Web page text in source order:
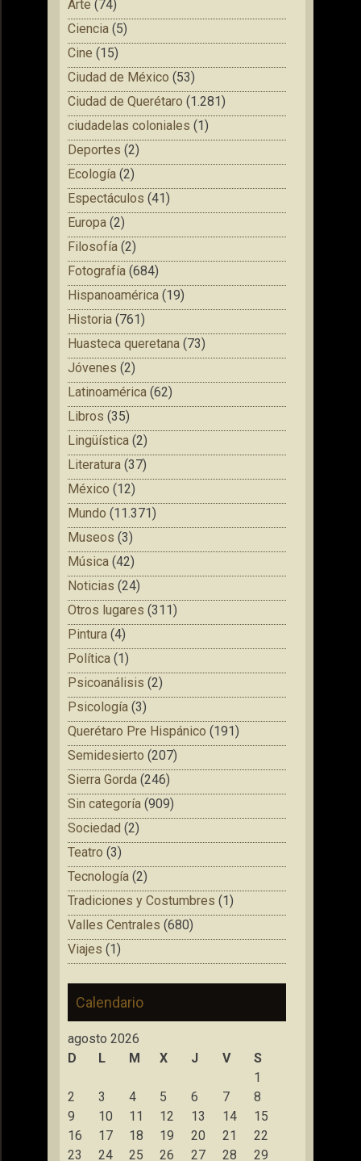
Arte (74)
Ciencia (5)
Cine (15)
Ciudad de México (53)
Ciudad de Querétaro (1.281)
ciudadelas coloniales (1)
Deportes (2)
Ecología (2)
Espectáculos (41)
Europa (2)
Filosofía (2)
Fotografía (684)
Hispanoamérica (19)
Historia (761)
Huasteca queretana (73)
Jóvenes (2)
Latinoamérica (62)
Libros (35)
Lingüística (2)
Literatura (37)
México (12)
Mundo (11.371)
Museos (3)
Música (42)
Noticias (24)
Otros lugares (311)
Pintura (4)
Política (1)
Psicoanálisis (2)
Psicología (3)
Querétaro Pre Hispánico (191)
Semidesierto (207)
Sierra Gorda (246)
Sin categoría (909)
Sociedad (2)
Teatro (3)
Tecnología (2)
Tradiciones y Costumbres (1)
Valles Centrales (680)
Viajes (1)
Calendario
agosto 2026
D
L M X J V
S
1
2
3 4 5 6 7
8
9
10 11 12 13 14
15
16
17 18 19 20 21
22
23
24 25 26 27 28
29